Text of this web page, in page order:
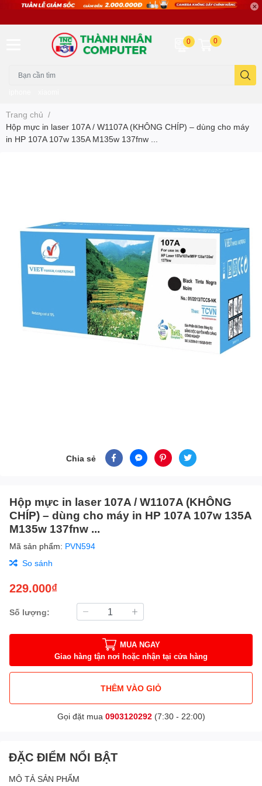
0 0
Trang chủ /
Hộp mực in laser 107A / W1107A (KHÔNG CHÍP) – dùng cho máy
in HP 107A 107w 135A M135w 137fnw ...
Chia sẻ
Hộp mực in laser 107A / W1107A (KHÔNG
CHÍP) – dùng cho máy in HP 107A 107w 135A
M135w 137fnw ...
Mã sản phẩm: PVN594
So sánh
229.000₫
Số lượng:
MUA NGAY
Giao hàng tận nơi hoặc nhận tại cửa hàng
THÊM VÀO GIỎ
Gọi đặt mua 0903120292(7:30 - 22:00)
ĐẶC ĐIỂM NỔI BẬT
MÔ TẢ SẢN PHẨM